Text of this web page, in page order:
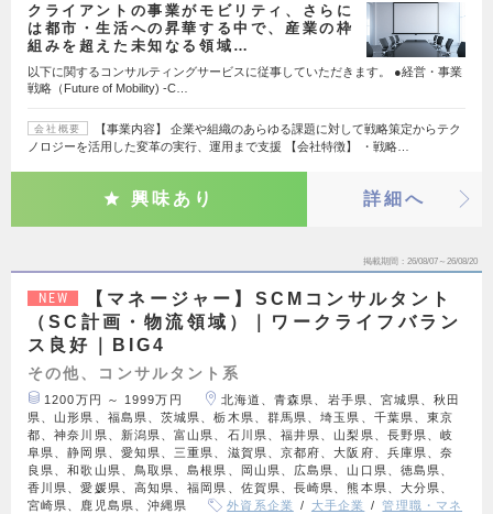
クライアントの事業がモビリティ、さらに
は都市・生活への昇華する中で、産業の枠
組みを超えた未知なる領域…
以下に関するコンサルティングサービスに従事していただきます。 ●経営・事業
戦略（Future of Mobility) ‐C…
会社概要
【事業内容】 企業や組織のあらゆる課題に対して戦略策定からテク
ノロジーを活用した変革の実行、運用まで支援 【会社特徴】 ・戦略…
興味あり 詳細へ
掲載期間 26/08/07～26/08/20
NEW
【マネージャー】SCMコンサルタント
（SC計画・物流領域）｜ワークライフバラン
ス良好｜BIG4
その他、コンサルタント系
1200万円 ～ 1999万円
北海道、青森県、岩手県、宮城県、秋田
県、山形県、福島県、茨城県、栃木県、群馬県、埼玉県、千葉県、東京
都、神奈川県、新潟県、富山県、石川県、福井県、山梨県、長野県、岐
阜県、静岡県、愛知県、三重県、滋賀県、京都府、大阪府、兵庫県、奈
良県、和歌山県、鳥取県、島根県、岡山県、広島県、山口県、徳島県、
香川県、愛媛県、高知県、福岡県、佐賀県、長崎県、熊本県、大分県、
宮崎県、鹿児島県、沖縄県
外資系企業 大手企業
管理職・マネ